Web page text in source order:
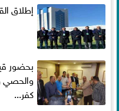
إطلاق
بحضور
والحصي
كفر...